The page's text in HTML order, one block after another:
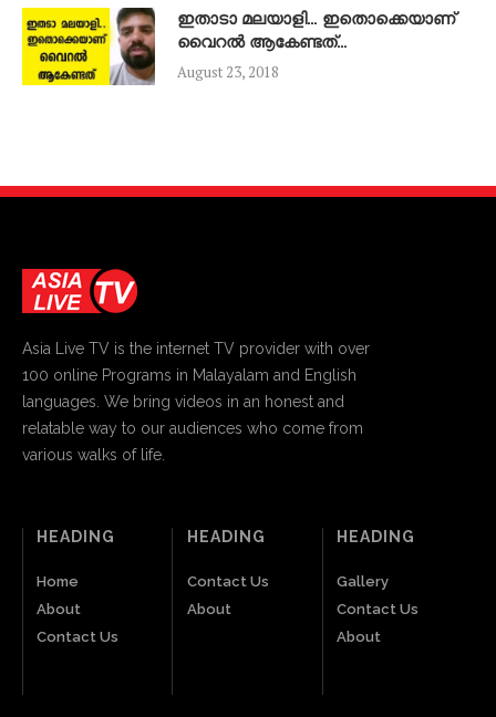
ഇതാടാ മലയാളി… ഇതൊക്കെയാണ്
വൈറൽ ആകേണ്ടത്…
August 23, 2018
Asia Live TV is the internet TV provider with over
100 online Programs in Malayalam and English
languages. We bring videos in an honest and
relatable way to our audiences who come from
various walks of life.
HEADING
Home
About
Contact Us
HEADING
Contact Us
About
HEADING
Gallery
Contact Us
About